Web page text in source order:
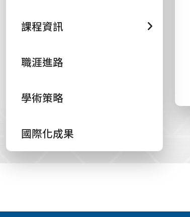
課程資訊
職涯進路
學術策略
國際化成果